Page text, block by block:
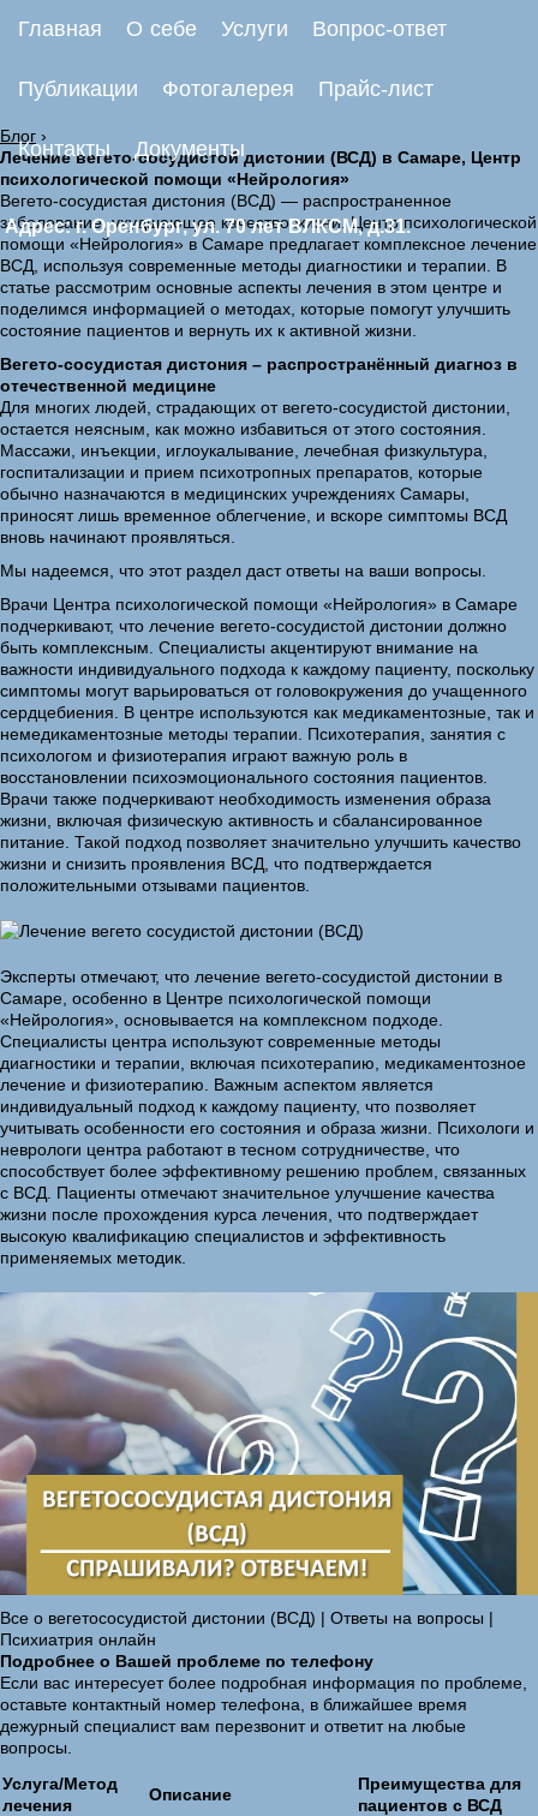
Главная О себе Услуги Вопрос-ответ
Публикации Фотогалерея Прайс-лист
Контакты Документы
Адрес: г. Оренбург, ул. 70 лет ВЛКСМ, д.31.
Блог ›
Лечение вегето-сосудистой дистонии (ВСД) в Самаре, Центр
психологической помощи «Нейрология»
Вегето-сосудистая дистония (ВСД) — распространенное
заболевание, ухудшающее качество жизни. Центр психологической
помощи «Нейрология» в Самаре предлагает комплексное лечение
ВСД, используя современные методы диагностики и терапии. В
статье рассмотрим основные аспекты лечения в этом центре и
поделимся информацией о методах, которые помогут улучшить
состояние пациентов и вернуть их к активной жизни.
Вегето-сосудистая дистония – распространённый диагноз в
отечественной медицине
Для многих людей, страдающих от вегето-сосудистой дистонии,
остается неясным, как можно избавиться от этого состояния.
Массажи, инъекции, иглоукалывание, лечебная физкультура,
госпитализации и прием психотропных препаратов, которые
обычно назначаются в медицинских учреждениях Самары,
приносят лишь временное облегчение, и вскоре симптомы ВСД
вновь начинают проявляться.
Мы надеемся, что этот раздел даст ответы на ваши вопросы.
Врачи Центра психологической помощи «Нейрология» в Самаре
подчеркивают, что лечение вегето-сосудистой дистонии должно
быть комплексным. Специалисты акцентируют внимание на
важности индивидуального подхода к каждому пациенту, поскольку
симптомы могут варьироваться от головокружения до учащенного
сердцебиения. В центре используются как медикаментозные, так и
немедикаментозные методы терапии. Психотерапия, занятия с
психологом и физиотерапия играют важную роль в
восстановлении психоэмоционального состояния пациентов.
Врачи также подчеркивают необходимость изменения образа
жизни, включая физическую активность и сбалансированное
питание. Такой подход позволяет значительно улучшить качество
жизни и снизить проявления ВСД, что подтверждается
положительными отзывами пациентов.
Эксперты отмечают, что лечение вегето-сосудистой дистонии в
Самаре, особенно в Центре психологической помощи
«Нейрология», основывается на комплексном подходе.
Специалисты центра используют современные методы
диагностики и терапии, включая психотерапию, медикаментозное
лечение и физиотерапию. Важным аспектом является
индивидуальный подход к каждому пациенту, что позволяет
учитывать особенности его состояния и образа жизни. Психологи и
неврологи центра работают в тесном сотрудничестве, что
способствует более эффективному решению проблем, связанных
с ВСД. Пациенты отмечают значительное улучшение качества
жизни после прохождения курса лечения, что подтверждает
высокую квалификацию специалистов и эффективность
применяемых методик.
Все о вегетососудистой дистонии (ВСД) | Ответы на вопросы |
Психиатрия онлайн
Подробнее о Вашей проблеме по телефону
Если вас интересует более подробная информация по проблеме,
оставьте контактный номер телефона, в ближайшее время
дежурный специалист вам перезвонит и ответит на любые
вопросы.
Услуга/Метод
лечения
Описание
Преимущества для
пациентов с ВСД